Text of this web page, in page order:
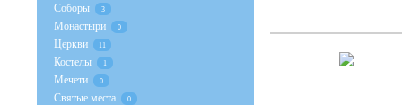
Соборы 3
Монастыри 0
Церкви 11
Костелы 1
Мечети 0
Святые места 0